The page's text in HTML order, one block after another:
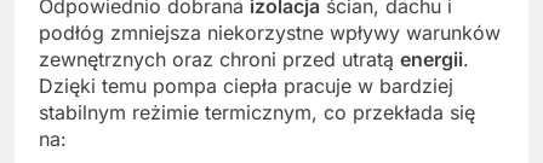
Odpowiednio dobrana izolacja ścian, dachu i
podłóg zmniejsza niekorzystne wpływy warunków
zewnętrznych oraz chroni przed utratą energii.
Dzięki temu pompa ciepła pracuje w bardziej
stabilnym reżimie termicznym, co przekłada się
na: